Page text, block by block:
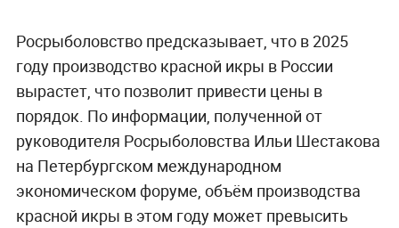
Росрыболовство предсказывает, что в 2025
году производство красной икры в России
вырастет, что позволит привести цены в
порядок. По информации, полученной от
руководителя Росрыболовства Ильи Шестакова
на Петербургском международном
экономическом форуме, объём производства
красной икры в этом году может превысить